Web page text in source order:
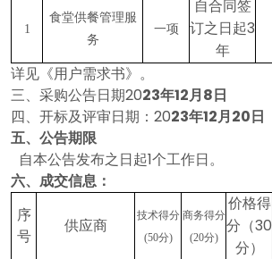
1
食堂供餐管理服
务
一项
自合同签
订之日起3
年
详见《用户需求书》。
三、采购公告日期2023年12月8日
四、开标及评审日期： 2023年12月20日
五、公告期限
自本公告发布之日起1个工作日。
六、成交信息：
序
号
供应商
技术得分
(50分)
商务得分
(20分)
价格得
分（30
分）